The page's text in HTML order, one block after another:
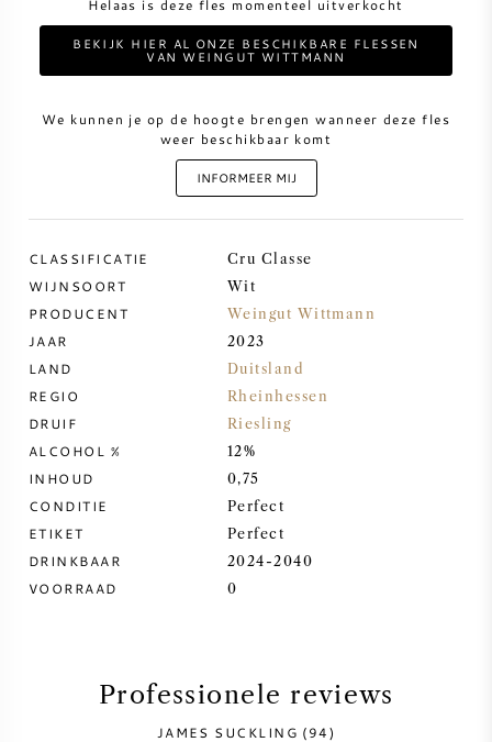
ZOETE WIJN
SAUVIGNON BLANC
SYRAH / SHIRAZ
RIESLING
Helaas is deze fles momenteel uitverkocht
BEKIJK HIER AL ONZE BESCHIKBARE FLESSEN
VAN WEINGUT WITTMANN
We kunnen je op de hoogte brengen wanneer deze fles
weer beschikbaar komt
INFORMEER MIJ
CLASSIFICATIE Cru Classe
WIJNSOORT Wit
PRODUCENT Weingut Wittmann
JAAR 2023
LAND Duitsland
REGIO Rheinhessen
DRUIF Riesling
ALCOHOL % 12%
INHOUD 0,75
CONDITIE Perfect
ETIKET Perfect
DRINKBAAR 2024-2040
VOORRAAD 0
Professionele reviews
JAMES SUCKLING (94)